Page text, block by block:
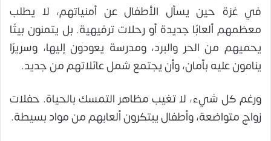
في غزة حين يسأل الأطفال عن أمنياتهم، لا يطلب
معظمهم ألعابًا جديدة أو رحلات ترفيهية. بل يتمنون بيتًا
يحميهم من الحر والبرد، ومدرسة يعودون إليها، وسريرًا
ينامون عليه بأمان، وأن يجتمع شمل عائلاتهم من جديد.
ورغم كل شيء، لا تغيب مظاهر التمسك بالحياة. حفلات
زواج متواضعة، وأطفال يبتكرون ألعابهم من مواد بسيطة.